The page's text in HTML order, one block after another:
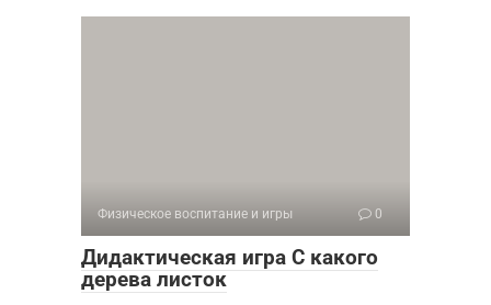
Физическое воспитание и игры 0
Дидактическая игра С какого
дерева листок